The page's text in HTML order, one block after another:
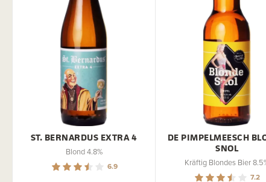
ST. BERNARDUS EXTRA 4
Blond 4.8%
6.9
DE PIMPELMEESCH
SNOL
Kräftig Blondes Bier
7.2